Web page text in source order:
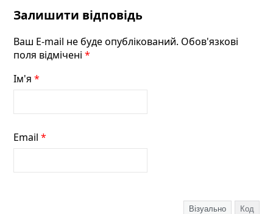
Залишити відповідь
Ваш E-mail не буде опублікований. Обов'язкові
поля відмічені*
Ім'я*
Email*
Візуально Код